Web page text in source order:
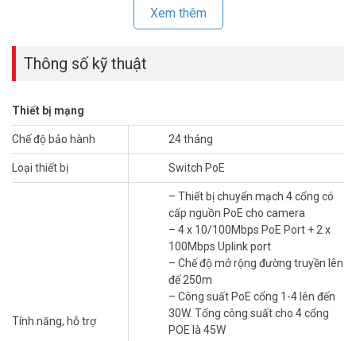
Switch PoE IMOU SF106P – Cấp Nguồn 4
Camera Qua Một Dây Mạng
Khi lắpcamera IP
, nhiều người gặp khó khăn vì phải đi thêm dây
điện riêng cho từng thiết bị. Switch PoE IMOU SF106P giải quyết
đúng vấn đề đó. Chỉ cần một dây mạng Cat5e là vừa truyền hình
ảnh vừa cấp nguồn cho camera. Thi công gọn hơn, tiết kiệm thời
gian và chi phí nhân công đáng kể.
Xem thêm
Thông số kỹ thuật
Thiết bị mạng
Chế độ bảo hành 24 tháng
Loại thiết bị Switch PoE
Tính năng, hỗ trợ
– Thiết bị chuyển mạch 4 cổng có
cấp nguồn PoE cho camera
– 4 x 10/100Mbps PoE Port + 2 x
100Mbps Uplink port
– Chế độ mở rộng đường truyền lên
đế 250m
– Công suất PoE cổng 1-4 lên đến
30W. Tổng công suất cho 4 cổng
POE là 45W